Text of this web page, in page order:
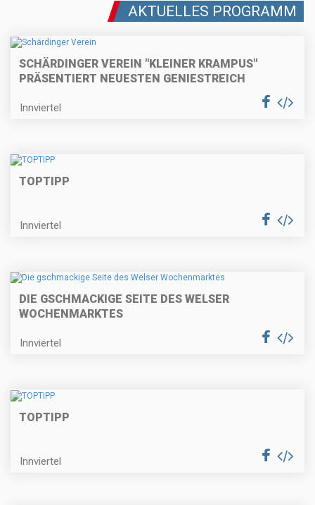
AKTUELLES PROGRAMM
SCHÄRDINGER VEREIN "KLEINER KRAMPUS"
PRÄSENTIERT NEUESTEN GENIESTREICH
Innviertel
TOPTIPP
Innviertel
DIE GSCHMACKIGE SEITE DES WELSER
WOCHENMARKTES
Innviertel
TOPTIPP
Innviertel